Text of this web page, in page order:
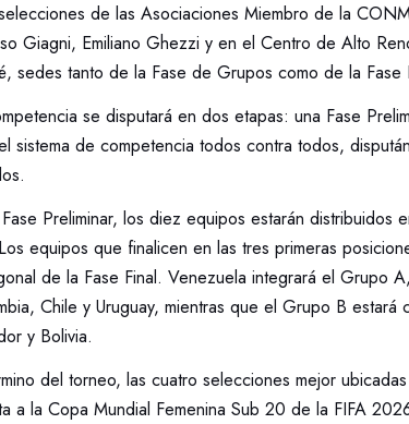
de las Asociaciones Miembro de la
Giagni, Emiliano Ghezzi y en el Centro de Alto
sedes tanto de la Fase de Grupos como de la Fase
se disputará en dos etapas: una Fase
sistema de competencia todos contra todos,
Preliminar, los diez equipos estarán
equipos que finalicen en las tres primeras
de la Fase Final. Venezuela integrará el Grupo
Chile y Uruguay, mientras que el Grupo B
y Bolivia.
del torneo, las cuatro selecciones mejor
a la Copa Mundial Femenina Sub 20 de la FIFA